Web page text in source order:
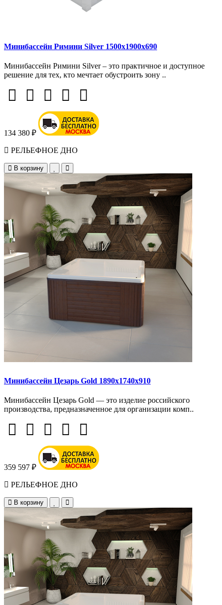
Минибассейн Римини Silver 1500х1900х690
Минибассейн Римини Silver – это практичное и доступное
решение для тех, кто мечтает обустроить зону ..
134 380 ₽
РЕЛЬЕФНОЕ ДНО
В корзину
Минибассейн Цезарь Gold 1890х1740х910
Минибассейн Цезарь Gold — это изделие российского
производства, предназначенное для организации комп..
359 597 ₽
РЕЛЬЕФНОЕ ДНО
В корзину